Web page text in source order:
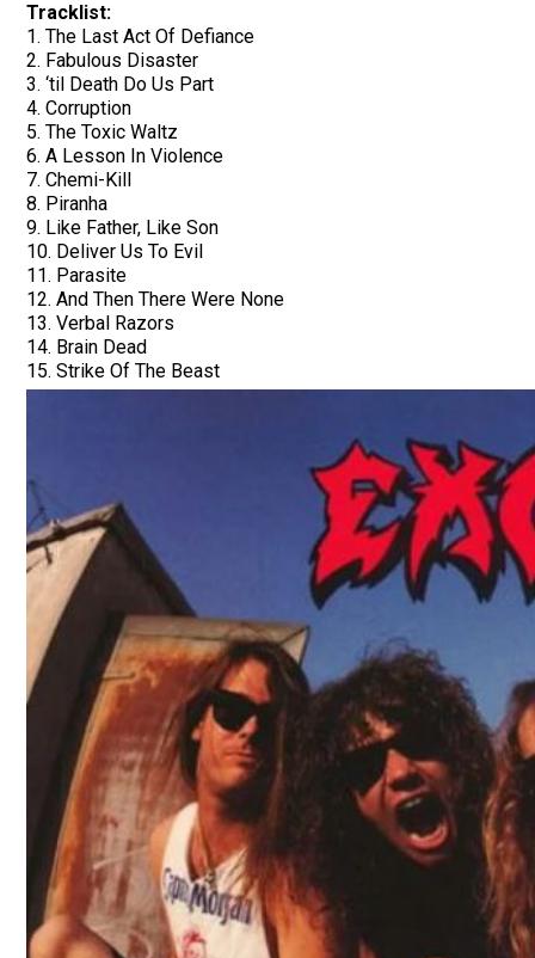
Tracklist:
1. The Last Act Of Defiance
2. Fabulous Disaster
3. ‘til Death Do Us Part
4. Corruption
5. The Toxic Waltz
6. A Lesson In Violence
7. Chemi-Kill
8. Piranha
9. Like Father, Like Son
10. Deliver Us To Evil
11. Parasite
12. And Then There Were None
13. Verbal Razors
14. Brain Dead
15. Strike Of The Beast